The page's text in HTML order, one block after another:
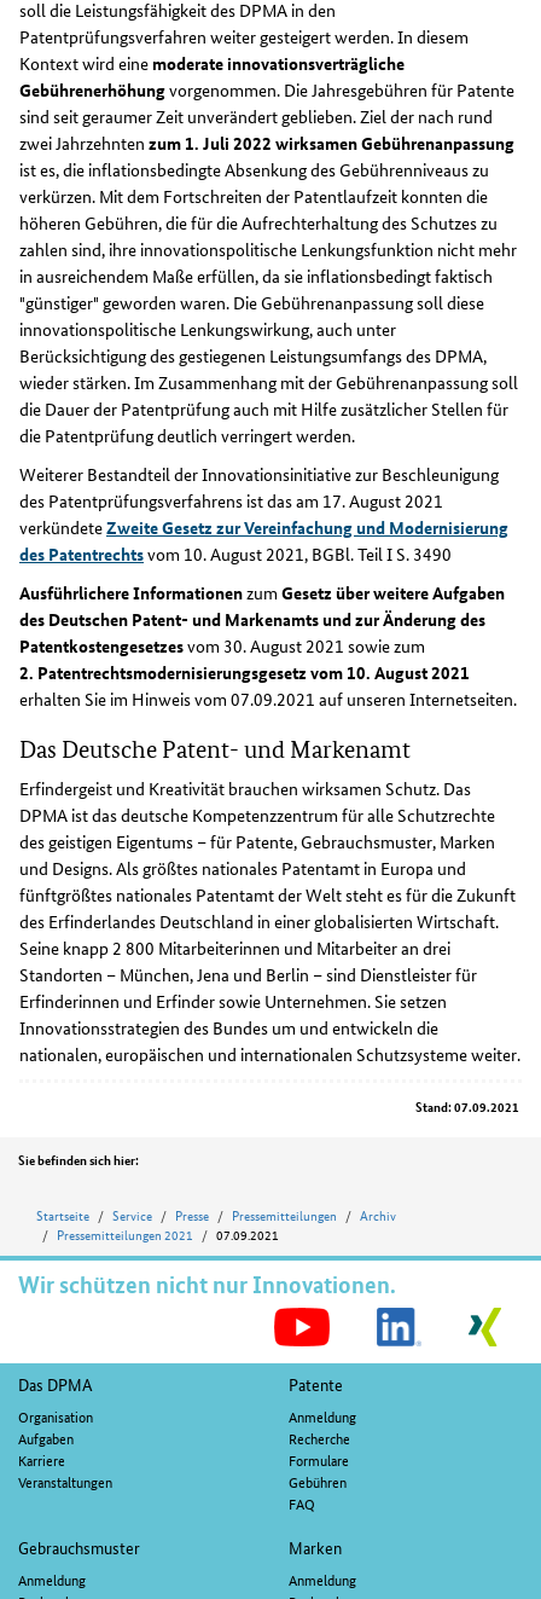
soll die Leistungsfähigkeit des DPMA in den
Patentprüfungsverfahren weiter gesteigert werden. In diesem
Kontext wird eine moderate innovationsverträgliche
Gebührenerhöhungvorgenommen. Die Jahresgebühren für Patente
sind seit geraumer Zeit unverändert geblieben. Ziel der nach rund
zwei Jahrzehnten zum 1. Juli 2022 wirksamen Gebührenanpassung
ist es, die inflationsbedingte Absenkung des Gebührenniveaus zu
verkürzen. Mit dem Fortschreiten der Patentlaufzeit konnten die
höheren Gebühren, die für die Aufrechterhaltung des Schutzes zu
zahlen sind, ihre innovationspolitische Lenkungsfunktion nicht mehr
in ausreichendem Maße erfüllen, da sie inflationsbedingt faktisch
"günstiger" geworden waren. Die Gebührenanpassung soll diese
innovationspolitische Lenkungswirkung, auch unter
Berücksichtigung des gestiegenen Leistungsumfangs des DPMA,
wieder stärken. Im Zusammenhang mit der Gebührenanpassung soll
die Dauer der Patentprüfung auch mit Hilfe zusätzlicher Stellen für
die Patentprüfung deutlich verringert werden.
Weiterer Bestandteil der Innovationsinitiative zur Beschleunigung
des Patentprüfungsverfahrens ist das am 17. August 2021
verkündeteZweite Gesetz zur Vereinfachung und Modernisierung
des Patentrechtsvom 10. August 2021, BGBl. Teil I S. 3490
Ausführlichere Informationenzum Gesetz über weitere Aufgaben
des Deutschen Patent- und Markenamts und zur Änderung des
Patentkostengesetzesvom 30. August 2021 sowie zum
2. Patentrechtsmodernisierungsgesetz vom 10. August 2021
erhalten Sie im Hinweis vom 07.09.2021 auf unseren Internetseiten.
Das Deutsche Patent- und Markenamt
Erfindergeist und Kreativität brauchen wirksamen Schutz. Das
DPMA ist das deutsche Kompetenzzentrum für alle Schutzrechte
des geistigen Eigentums – für Patente, Gebrauchsmuster, Marken
und Designs. Als größtes nationales Patentamt in Europa und
fünftgrößtes nationales Patentamt der Welt steht es für die Zukunft
des Erfinderlandes Deutschland in einer globalisierten Wirtschaft.
Seine knapp 2 800 Mitarbeiterinnen und Mitarbeiter an drei
Standorten – München, Jena und Berlin – sind Dienstleister für
Erfinderinnen und Erfinder sowie Unternehmen. Sie setzen
Innovationsstrategien des Bundes um und entwickeln die
nationalen, europäischen und internationalen Schutzsysteme weiter.
Stand: 07.09.2021
Position
Sie befinden sich hier:
Startseite Service Presse Pressemitteilungen
Archiv
Pressemitteilungen 2021
07.09.2021
Wir schützen nicht nur Innovationen.
Fußnavigation
Das DPMA
Organisation
Aufgaben
Karriere
Veranstaltungen
Patente
Anmeldung
Recherche
Formulare
Gebühren
FAQ
Gebrauchsmuster
Anmeldung
Marken
Anmeldung